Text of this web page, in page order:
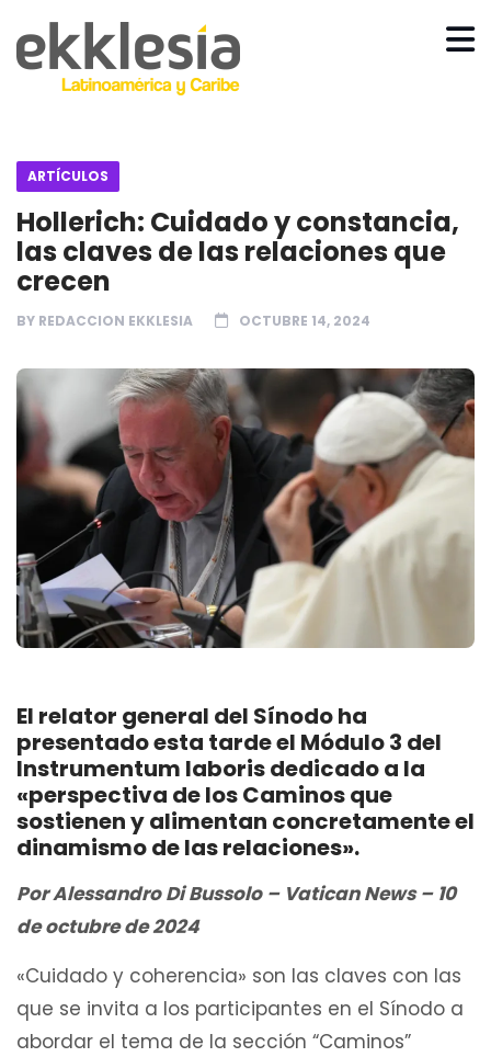
ARTÍCULOS
Hollerich: Cuidado y constancia,
las claves de las relaciones que
crecen
BY REDACCION EKKLESIA OCTUBRE 14, 2024
El relator general del Sínodo ha
presentado esta tarde el Módulo 3 del
Instrumentum laboris dedicado a la
«perspectiva de los Caminos que
sostienen y alimentan concretamente el
dinamismo de las relaciones».
Por Alessandro Di Bussolo – Vatican News – 10
de octubre de 2024
«Cuidado y coherencia» son las claves con las
que se invita a los participantes en el Sínodo a
abordar el tema de la sección “Caminos”